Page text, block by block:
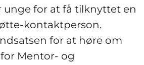
unge for at få tilknyttet en
kontaktperson.
for at høre om
Mentor- og